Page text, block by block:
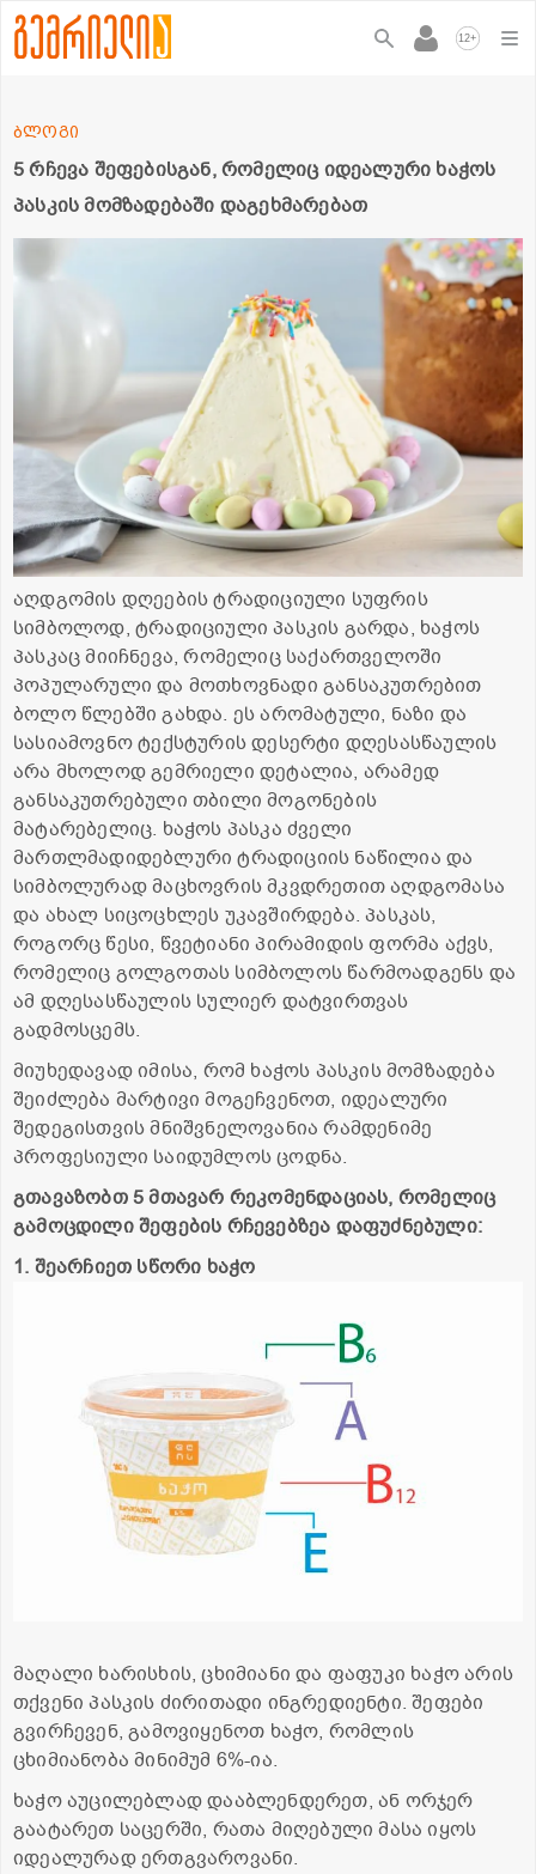
12+
5 რჩევა შეფებისგან, რომელიც იდეალური ხაჭოს
პასკის მომზადებაში დაგეხმარებათ
ბლოგი
აღდგომის დღეების ტრადიციული სუფრის
სიმბოლოდ, ტრადიციული პასკის გარდა, ხაჭოს
პასკაც მიიჩნევა, რომელიც საქართველოში
პოპულარული და მოთხოვნადი განსაკუთრებით
ბოლო წლებში გახდა. ეს არომატული, ნაზი და
სასიამოვნო ტექსტურის დესერტი დღესასწაულის
არა მხოლოდ გემრიელი დეტალია, არამედ
განსაკუთრებული თბილი მოგონების
მატარებელიც. ხაჭოს პასკა ძველი
მართლმადიდებლური ტრადიციის ნაწილია და
სიმბოლურად მაცხოვრის მკვდრეთით აღდგომასა
და ახალ სიცოცხლეს უკავშირდება. პასკას,
როგორც წესი, წვეტიანი პირამიდის ფორმა აქვს,
რომელიც გოლგოთას სიმბოლოს წარმოადგენს და
ამ დღესასწაულის სულიერ დატვირთვას
გადმოსცემს.
მიუხედავად იმისა, რომ ხაჭოს პასკის მომზადება
შეიძლება მარტივი მოგეჩვენოთ, იდეალური
შედეგისთვის მნიშვნელოვანია რამდენიმე
პროფესიული საიდუმლოს ცოდნა.
გთავაზობთ 5 მთავარ რეკომენდაციას, რომელიც
გამოცდილი შეფების რჩევებზეა დაფუძნებული:
1. შეარჩიეთ სწორი ხაჭო
მაღალი ხარისხის, ცხიმიანი და ფაფუკი ხაჭო არის
თქვენი პასკის ძირითადი ინგრედიენტი. შეფები
გვირჩევენ, გამოვიყენოთ ხაჭო, რომლის
ცხიმიანობა მინიმუმ 6%-ია.
ხაჭო აუცილებლად დააბლენდერეთ, ან ორჯერ
გაატარეთ საცერში, რათა მიღებული მასა იყოს
იდეალურად ერთგვაროვანი.